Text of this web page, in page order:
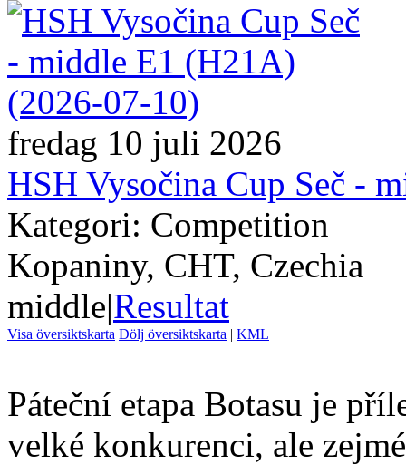
fredag 10 juli 2026
HSH Vysočina Cup Seč -
Kategori: Competition
Kopaniny, CHT, Czechia
middle|Resultat
Visa översiktskarta Dölj översiktskarta | KML
Páteční etapa Botasu je
velké konkurenci, ale